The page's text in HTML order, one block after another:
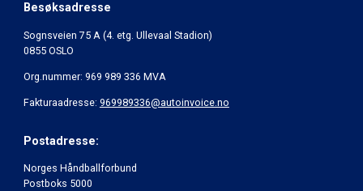
Besøksadresse
Sognsveien 75 A (4. etg. Ullevaal Stadion)
0855 OSLO
Org.nummer: 969 989 336 MVA
Fakturaadresse: 969989336@autoinvoice.no
Postadresse:
Norges Håndballforbund
Postboks 5000